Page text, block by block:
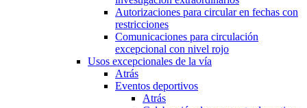
Autorizaciones para circular en fechas con
restricciones
Comunicaciones para circulación
excepcional con nivel rojo
Usos excepcionales de la vía
Atrás
Eventos deportivos
Atrás